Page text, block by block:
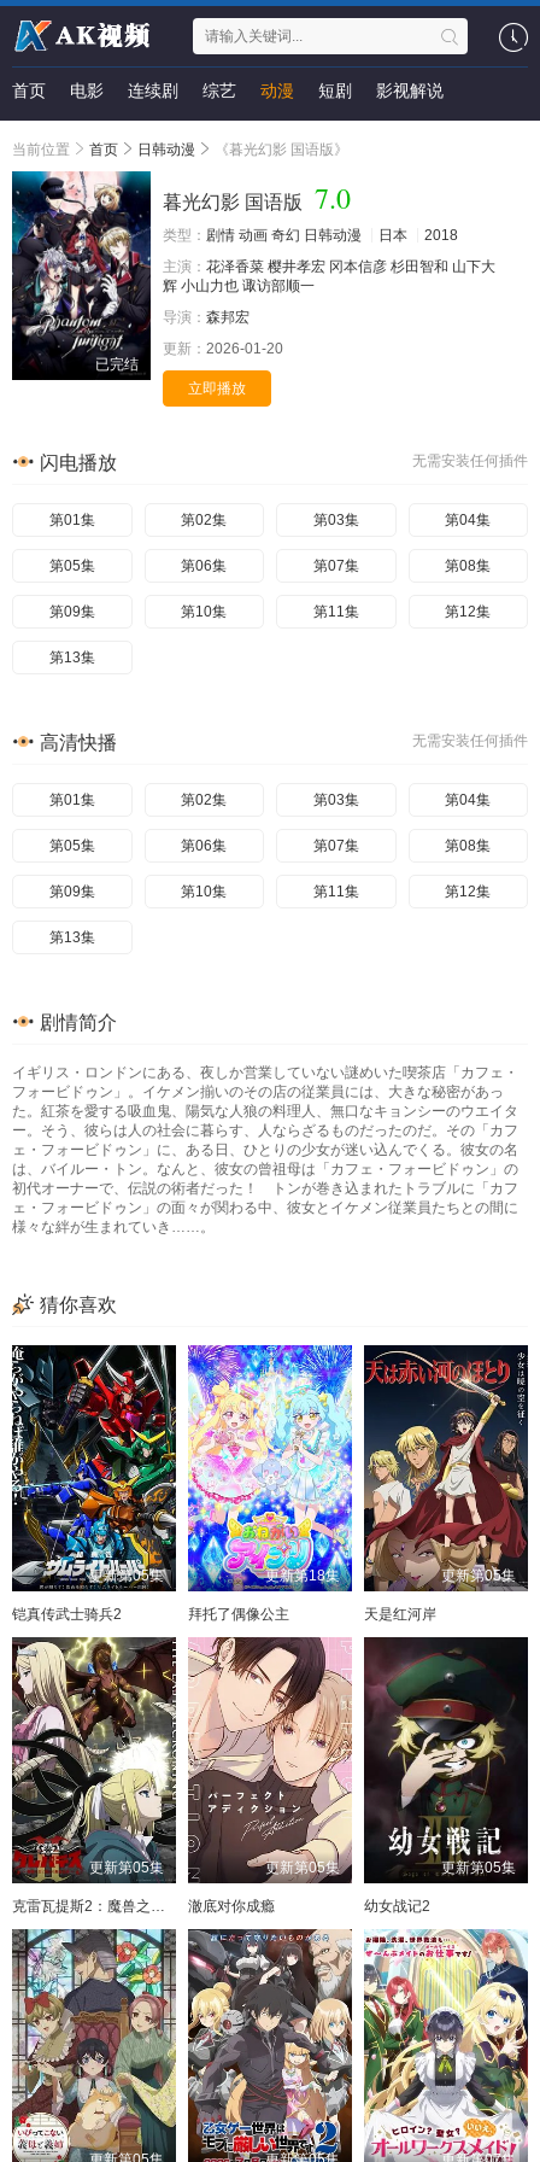
首页 电影 连续剧 综艺 动漫 短剧 影视解说
当前位置 首页 日韩动漫 《暮光幻影 国语版》
已完结
暮光幻影 国语版 7.0
类型： 剧情 动画 奇幻 日韩动漫 日本
2018
主演： 花泽香菜 樱井孝宏 冈本信彦 杉田智和 山下大
辉 小山力也 诹访部顺一
导演： 森邦宏
更新： 2026-01-20
立即播放
无需安装任何插件
闪电播放
第01集 第02集 第03集 第04集
第05集 第06集 第07集 第08集
第09集 第10集 第11集 第12集
第13集
无需安装任何插件
高清快播
第01集 第02集 第03集 第04集
第05集 第06集 第07集 第08集
第09集 第10集 第11集 第12集
第13集
剧情简介
イギリス・ロンドンにある、夜しか営業していない謎めいた喫茶店「カフェ・
フォービドゥン」。イケメン揃いのその店の従業員には、大きな秘密があっ
た。紅茶を愛する吸血鬼、陽気な人狼の料理人、無口なキョンシーのウエイタ
ー。そう、彼らは人の社会に暮らす、人ならざるものだったのだ。その「カフ
ェ・フォービドゥン」に、ある日、ひとりの少女が迷い込んでくる。彼女の名
は、バイルー・トン。なんと、彼女の曾祖母は「カフェ・フォービドゥン」の
初代オーナーで、伝説の術者だった！ トンが巻き込まれたトラブルに「カフ
ェ・フォービドゥン」の面々が関わる中、彼女とイケメン従業員たちとの間に
様々な絆が生まれていき……。
猜你喜欢
更新第05集
铠真传武士骑兵2
更新第18集
拜托了偶像公主
更新第05集
天是红河岸
更新第05集
克雷瓦提斯2：魔兽之王与虚伪的勇者传承
更新第05集
澈底对你成瘾
更新第05集
幼女战记2